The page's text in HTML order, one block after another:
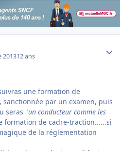
201312 ans
une formation de
par un examen, puis
seras "un conducteur comme les
de cadre-traction......si
de la réglementation